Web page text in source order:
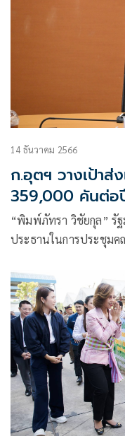
14 ธันวาคม 2566
ก.อุตฯ วางเป้าส่
359,000 คันต่อ
“พิมพ์ภัทรา วิชัยกุล” รัฐ
ประธานในการประชุม
เผยที่ประชุมรับทราบ แ
สศอ. ในฐานะเลขานุกา
ผลิตยานยนต์ไฟฟ้าในปี
359,000 คันต่อปี